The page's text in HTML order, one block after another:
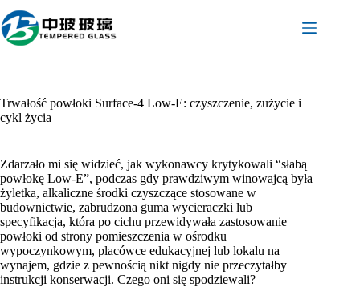
do
treści
Trwałość powłoki Surface-4 Low-E: czyszczenie, zużycie i
cykl życia
Zdarzało mi się widzieć, jak wykonawcy krytykowali “słabą
powłokę Low-E”, podczas gdy prawdziwym winowajcą była
żyletka, alkaliczne środki czyszczące stosowane w
budownictwie, zabrudzona guma wycieraczki lub
specyfikacja, która po cichu przewidywała zastosowanie
powłoki od strony pomieszczenia w ośrodku
wypoczynkowym, placówce edukacyjnej lub lokalu na
wynajem, gdzie z pewnością nikt nigdy nie przeczytałby
instrukcji konserwacji. Czego oni się spodziewali?